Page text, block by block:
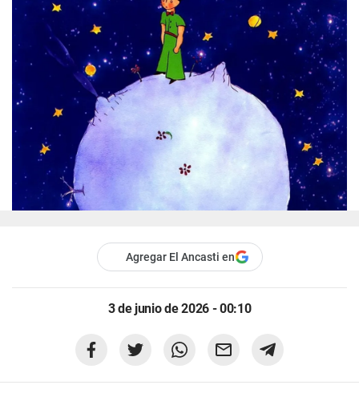
Agregar El Ancasti en
3 de junio de 2026 - 00:10